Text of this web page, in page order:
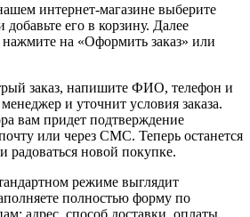
интернет-магазине выберите
его в корзину. Далее
на «Оформить заказ» или
заказ, напишите ФИО, телефон и
и уточнит условия заказа.
вам придет подтверждение
или через СМС. Теперь останется
радоваться новой покупке.
режиме выглядит
полностью форму по
адрес, способ доставки, оплаты,